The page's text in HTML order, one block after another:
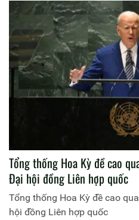
Tổng thống Hoa Kỳ đề cao
Đại hội đồng Liên hợp quốc
Tổng thống Hoa Kỳ đề cao
hội đồng Liên hợp quốc